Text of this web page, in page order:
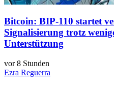
Bitcoin: BIP-110 startet
Signalisierung trotz
Unterstützung
vor 8 Stunden
Ezra Reguerra